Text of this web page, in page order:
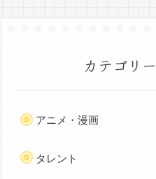
カテゴリー
アニメ・漫画
タレント